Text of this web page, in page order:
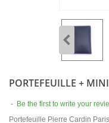
PORTEFEUILLE +
- Be the first to write your
Portefeuille Pierre Cardin